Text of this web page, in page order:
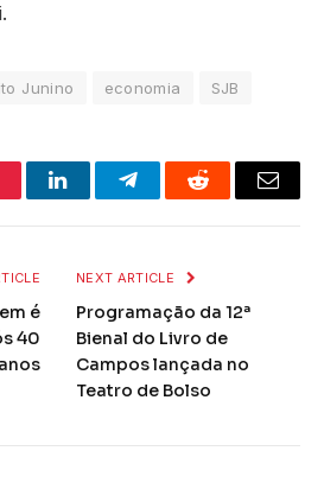
Junino economia SJB
LinkedInTelegramReddit Email
é
40
anos
NEXT ARTICLE
Programação da 12ª
Bienal do Livro de
Campos lançada no
Teatro de Bolso